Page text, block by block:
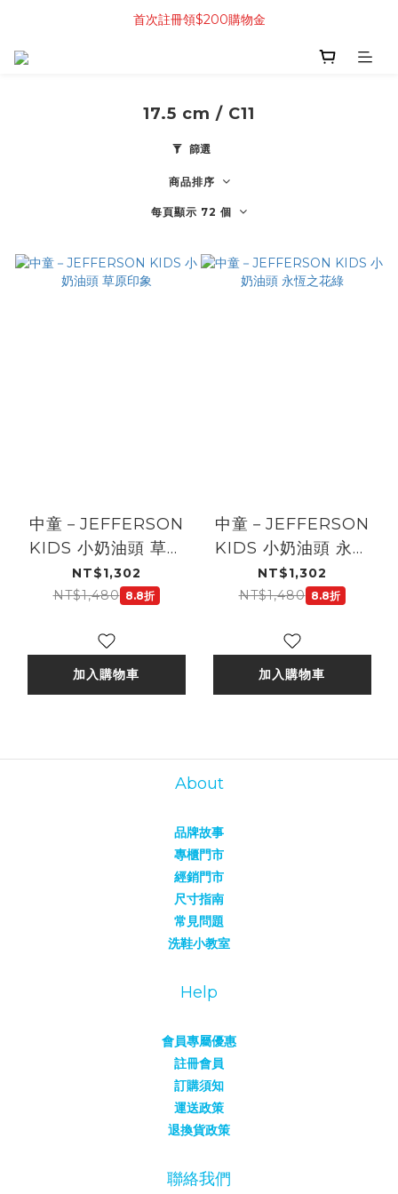
首次註冊領$200購物金
17.5 cm / C11
篩選
商品排序
每頁顯示 72 個
中童－JEFFERSON
KIDS 小奶油頭 草原
印象
NT$1,302
NT$1,480 8.8折
加入購物車
中童－JEFFERSON
KIDS 小奶油頭 永恆
之花綠
NT$1,302
NT$1,480 8.8折
加入購物車
About
品牌故事
專櫃門市
經銷門市
尺寸指南
常見問題
洗鞋小教室
Help
會員專屬優惠
註冊會員
訂購須知
運送政策
退換貨政策
聯絡我們